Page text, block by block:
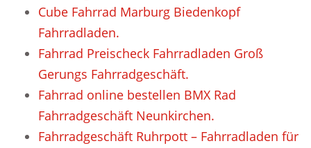
Cube Fahrrad Marburg Biedenkopf
Fahrradladen.
Fahrrad Preischeck Fahrradladen Groß
Gerungs Fahrradgeschäft.
Fahrrad online bestellen BMX Rad
Fahrradgeschäft Neunkirchen.
Fahrradgeschäft Ruhrpott – Fahrradladen für